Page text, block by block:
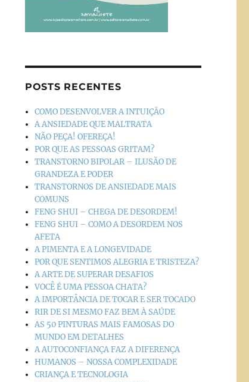
POSTS RECENTES
COMO DESENVOLVER A INTUIÇÃO
A ANSIEDADE QUE MALTRATA
NÃO PEÇA! OFEREÇA!
POR QUE AS PESSOAS GRITAM?
TRANSTORNO BIPOLAR – ILUSÃO DE
GRANDEZA E PODER
TRANSTORNOS DE ANSIEDADE MAIS
COMUNS
FENG SHUI – CHEGA DE DESORDEM!
FENG SHUI – COMO A DESORDEM NOS
AFETA
A PIMENTA E A LONGEVIDADE
POR QUE SENTIMOS ALEGRIA E TRISTEZA?
A ARTE DE SUPERAR DESAFIOS
VOCÊ É UMA PESSOA CHATA?
A IMPORTÂNCIA DE TOCAR E SER TOCADO
RIR DE SI MESMO FAZ BEM À SAÚDE
AS 50 PINTURAS MAIS FAMOSAS DO
MUNDO EM DETALHES
A AUTOCONFIANÇA FAZ A DIFERENÇA
HUMANOS – NOSSA COMPLEXIDADE
CRIANÇA E TECNOLOGIA